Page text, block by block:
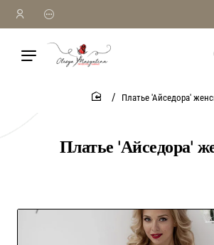
Платье 'Айседора'
Платье 'Айседора'